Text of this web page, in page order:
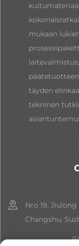
mukaan
täyden
tekninen
Nro 19,
Changshu,